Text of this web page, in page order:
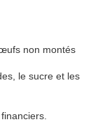
non montés
le sucre et les